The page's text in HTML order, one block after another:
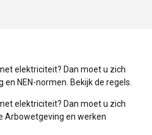
elektriciteit? Dan moet u zich
NEN-normen. Bekijk de regels.
elektriciteit? Dan moet u zich
Arbowetgeving en werken